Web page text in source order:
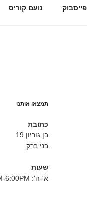
פייסבוק נועם קוריס
תמצאו אותנו
כתובת
בן גוריון 19
בני ברק
שעות
א'-ה': 8:30AM-6:00PM